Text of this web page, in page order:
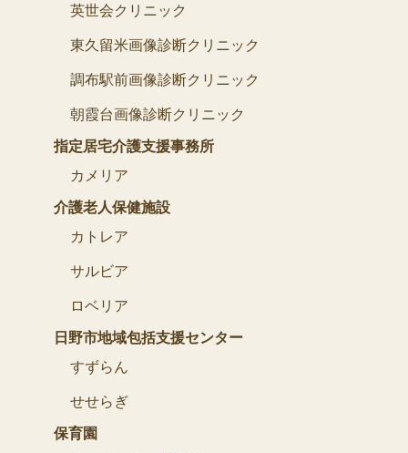
英世会クリニック
東久留米画像診断クリニック
調布駅前画像診断クリニック
朝霞台画像診断クリニック
指定居宅介護支援事務所
カメリア
介護老人保健施設
カトレア
サルビア
ロベリア
日野市地域包括支援センター
すずらん
せせらぎ
保育園